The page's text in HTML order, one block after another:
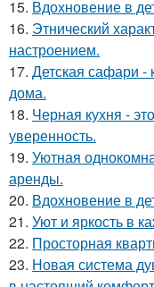
15. Вдохновение в
16. Этнический
настроением.
17. Детская сафари -
дома.
18. Черная кухня -
уверенность.
19. Уютная
аренды.
20. Вдохновение в
21. Уют и яркость в
22. Просторная
23. Новая система